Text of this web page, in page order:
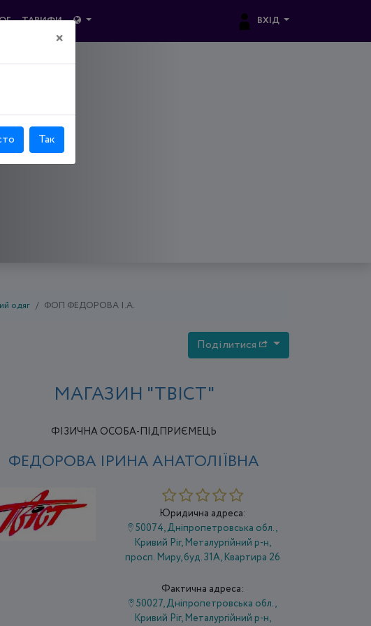
ТАРИФИ ВХІД
буд. 18
одяг ФОП ФЕДОРОВА І.А.
Поділитися
МАГАЗИН "ТВІСТ"
ФІЗИЧНА ОСОБА-ПІДПРИЄМЕЦЬ
ФЕДОРОВА ІРИНА АНАТОЛІЇВНА
Юридична адреса:
50074, Дніпропетровська обл.,
Кривий Ріг, Металургійний р-н,
просп. Миру, буд. 31А, Квартира 26
Фактична адреса:
50027, Дніпропетровська обл.,
Кривий Ріг, Металургійний р-н,
×
Так